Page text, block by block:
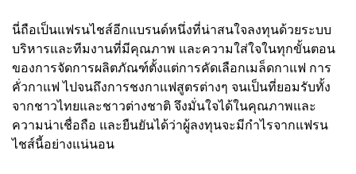
นี่ถือเป็นแฟรนไชส์อีกแบรนด์หนึ่งที่น่าสนใจลงทุนด้วยระบบ
บริหารและทีมงานที่มีคุณภาพ และความใส่ใจในทุกขั้นตอน
ของการจัดการผลิตภัณฑ์ตั้งแต่การคัดเลือกเมล็ดกาแฟ การ
คั่วกาแฟ ไปจนถึงการชงกาแฟสูตรต่างๆ จนเป็นที่ยอมรับทั้ง
จากชาวไทยและชาวต่างชาติ จึงมั่นใจได้ในคุณภาพและ
ความน่าเชื่อถือ และยืนยันได้ว่าผู้ลงทุนจะมีกำไรจากแฟรน
ไชส์นี้อย่างแน่นอน